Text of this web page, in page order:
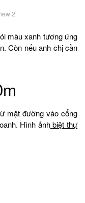
2
màu xanh tương ứng
Còn nếu anh chị cần
mặt đường vào cổng
Hình ảnhbiệt thự